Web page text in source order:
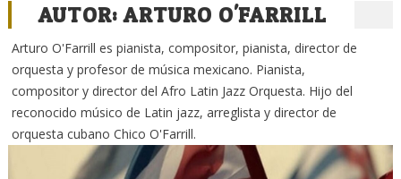
AUTOR:ARTURO O'FARRILL
Arturo O'Farrill es pianista, compositor, pianista, director de
orquesta y profesor de música mexicano. Pianista,
compositor y director del Afro Latin Jazz Orquesta. Hijo del
reconocido músico de Latin jazz, arreglista y director de
orquesta cubano Chico O'Farrill.